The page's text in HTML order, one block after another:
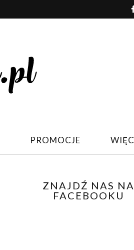
PROMOCJE
ZNAJDŹ NAS NA
FACEBOOKU